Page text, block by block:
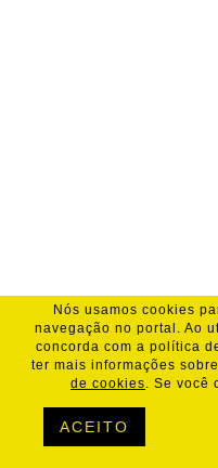
Nós usamos cookies
navegação no portal. Ao
concorda com a política
ter mais informações
de cookies. Se você
ACEITO